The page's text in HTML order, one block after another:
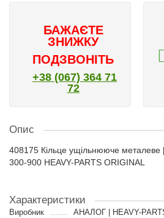
БАЖАЄТЕ
ЗНИЖКУ
ПОДЗВОНІТЬ
+38 (067) 364 71
72
Опис
408175 Кільце ущільнююче металеве
300-900 HEAVY-PARTS ORIGINAL
Характеристики
Виробник
АНАЛОГ | HEAVY-